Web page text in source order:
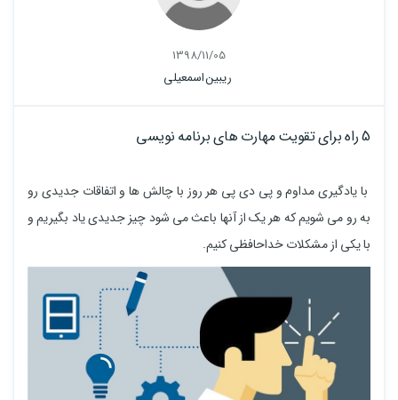
1398/11/05
ریبین اسمعیلی
5 راه برای تقویت مهارت های برنامه نویسی
با یادگیری مداوم و پی دی پی هر روز با چالش ها و اتفاقات جدیدی رو
به رو می شویم که هر یک از آنها باعث می شود چیز جدیدی یاد بگیریم و
با یکی از مشکلات خداحافظی کنیم.